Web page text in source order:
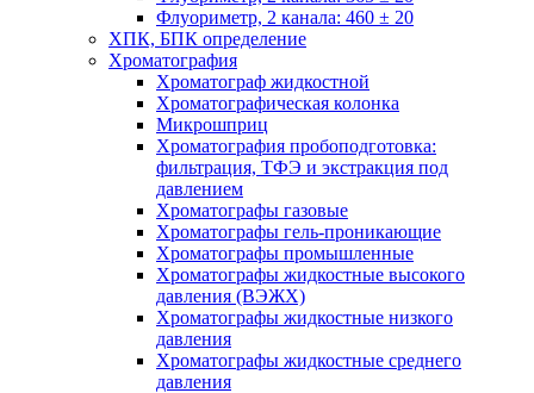
Флуориметр, 2 канала: 460 ± 20
ХПК, БПК определение
Хроматография
Хроматограф жидкостной
Хроматографическая колонка
Микрошприц
Хроматография пробоподготовка:
фильтрация, ТФЭ и экстракция под
давлением
Хроматографы газовые
Хроматографы гель-проникающие
Хроматографы промышленные
Хроматографы жидкостные высокого
давления (ВЭЖХ)
Хроматографы жидкостные низкого
давления
Хроматографы жидкостные среднего
давления